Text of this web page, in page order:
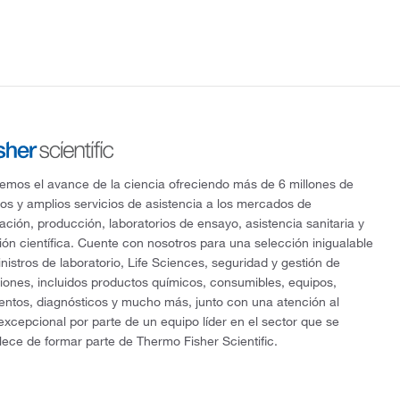
el avance de la ciencia ofreciendo más de 6 millones de
y amplios servicios de asistencia a los mercados de
producción, laboratorios de ensayo, asistencia sanitaria y
científica. Cuente con nosotros para una selección inigualable
de laboratorio, Life Sciences, seguridad y gestión de
incluidos productos químicos, consumibles, equipos,
diagnósticos y mucho más, junto con una atención al
por parte de un equipo líder en el sector que se
de formar parte de Thermo Fisher Scientific.